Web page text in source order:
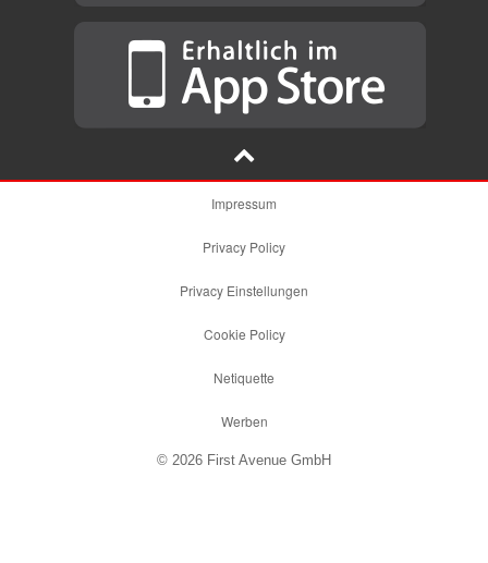
Impressum
Privacy Policy
Privacy Einstellungen
Cookie Policy
Netiquette
Werben
© 2026 First Avenue GmbH